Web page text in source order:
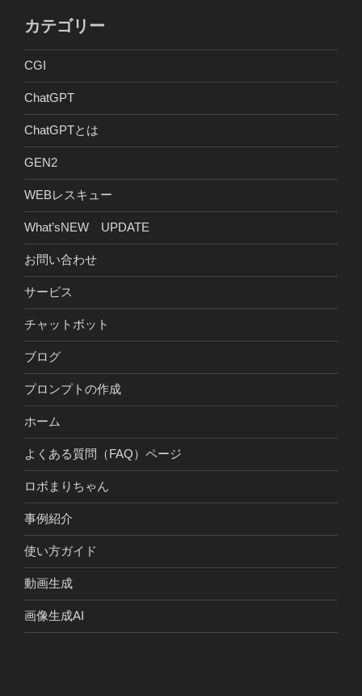
カテゴリー
CGI
ChatGPT
ChatGPTとは
GEN2
WEBレスキュー
What’sNEW UPDATE
お問い合わせ
サービス
チャットボット
ブログ
プロンプトの作成
ホーム
よくある質問（FAQ）ページ
ロボまりちゃん
事例紹介
使い方ガイド
動画生成
画像生成AI